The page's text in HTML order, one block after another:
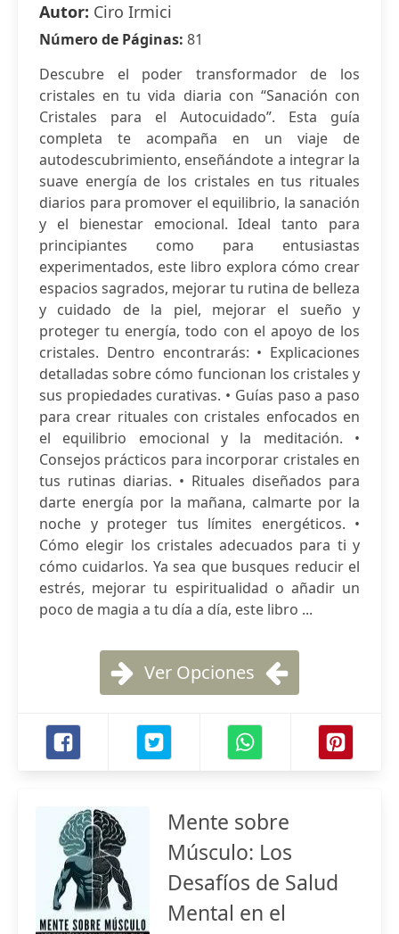
Autor: Ciro Irmici
Número de Páginas: 81
Descubre el poder transformador de los
cristales en tu vida diaria con “Sanación con
Cristales para el Autocuidado”. Esta guía
completa te acompaña en un viaje de
autodescubrimiento, enseñándote a integrar la
suave energía de los cristales en tus rituales
diarios para promover el equilibrio, la sanación
y el bienestar emocional. Ideal tanto para
principiantes como para entusiastas
experimentados, este libro explora cómo crear
espacios sagrados, mejorar tu rutina de belleza
y cuidado de la piel, mejorar el sueño y
proteger tu energía, todo con el apoyo de los
cristales. Dentro encontrarás: • Explicaciones
detalladas sobre cómo funcionan los cristales y
sus propiedades curativas. • Guías paso a paso
para crear rituales con cristales enfocados en
el equilibrio emocional y la meditación. •
Consejos prácticos para incorporar cristales en
tus rutinas diarias. • Rituales diseñados para
darte energía por la mañana, calmarte por la
noche y proteger tus límites energéticos. •
Cómo elegir los cristales adecuados para ti y
cómo cuidarlos. Ya sea que busques reducir el
estrés, mejorar tu espiritualidad o añadir un
poco de magia a tu día a día, este libro ...
Ver Opciones
Mente sobre
Músculo: Los
Desafíos de Salud
Mental en el